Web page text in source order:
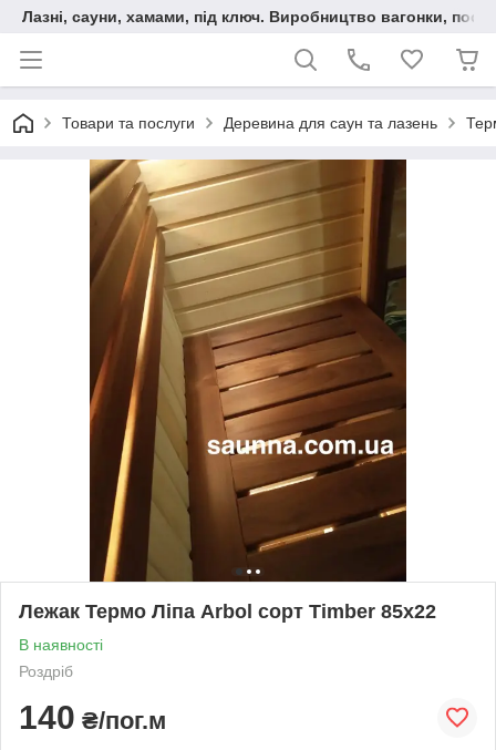
Лазні, сауни, хамами, під ключ. Виробництво вагонки,
Товари та послуги Деревина для саун та лазень
Лежак Термо Ліпа Arbol сорт Timber 85х22
В наявності
Роздріб
140 ₴/пог.м